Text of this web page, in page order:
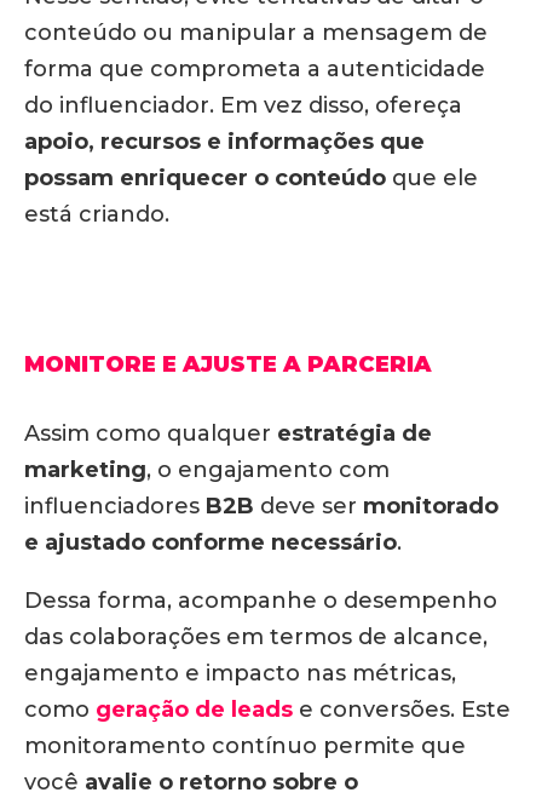
conteúdo ou manipular a mensagem de
forma que comprometa a autenticidade
do influenciador. Em vez disso, ofereça
apoio, recursos e informações que
possam enriquecer o conteúdo que ele
está criando.
MONITORE E AJUSTE A PARCERIA
Assim como qualquer estratégia de
marketing, o engajamento com
influenciadores B2B deve ser monitorado
e ajustado conforme necessário.
Dessa forma, acompanhe o desempenho
das colaborações em termos de alcance,
engajamento e impacto nas métricas,
como geração de leads e conversões. Este
monitoramento contínuo permite que
você avalie o retorno sobre o